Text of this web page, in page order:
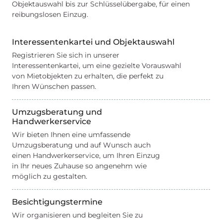
Objektauswahl bis zur Schlüsselübergabe, für einen
reibungslosen Einzug.
Interessentenkartei und Objektauswahl
Registrieren Sie sich in unserer
Interessentenkartei, um eine gezielte Vorauswahl
von Mietobjekten zu erhalten, die perfekt zu
Ihren Wünschen passen.
Umzugsberatung und
Handwerkerservice
Wir bieten Ihnen eine umfassende
Umzugsberatung und auf Wunsch auch
einen Handwerkerservice, um Ihren Einzug
in Ihr neues Zuhause so angenehm wie
möglich zu gestalten.
Besichtigungstermine
Wir organisieren und begleiten Sie zu